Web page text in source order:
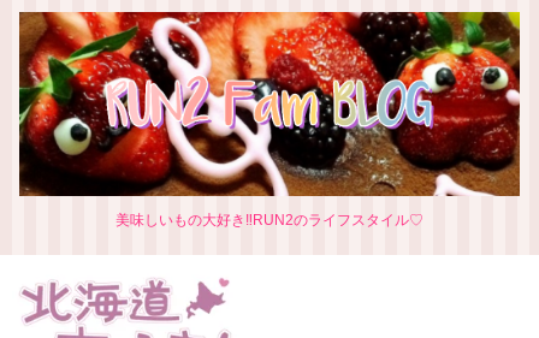
美味しいもの大好き‼RUN2のライフスタイル♡